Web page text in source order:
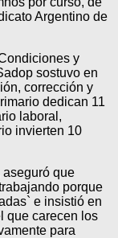
Argentino de
y
sostuvo en
corrección y
dedican 11
laboral,
invierten 10
aseguró que
porque
e insistió en
que carecen los
para